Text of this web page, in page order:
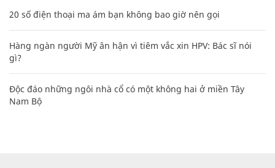
20 số điện thoại ma ám bạn không bao giờ nên gọi
Hàng ngàn người Mỹ ân hận vì tiêm vắc xin HPV: Bác sĩ nói
gì?
Độc đáo những ngôi nhà cổ có một không hai ở miền Tây
Nam Bộ